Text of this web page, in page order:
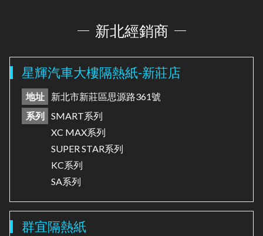
新北經銷商
星輝汽車大樓隔熱紙-新莊店
地址
新北市新莊區思源路361號
系列
SMART系列
XC MAX系列
SUPER STAR系列
KC系列
SA系列
群宜隔熱紙